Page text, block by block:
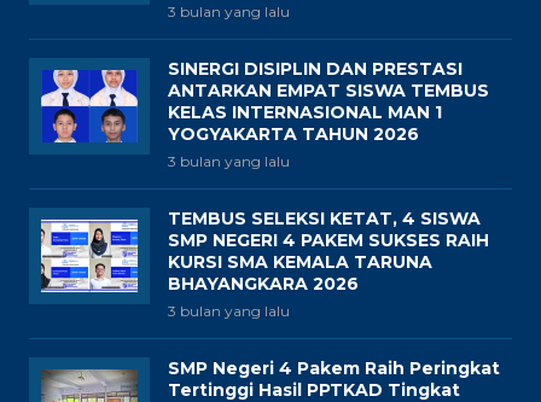
3 bulan yang lalu
SINERGI DISIPLIN DAN PRESTASI
ANTARKAN EMPAT SISWA TEMBUS
KELAS INTERNASIONAL MAN 1
YOGYAKARTA TAHUN 2026
3 bulan yang lalu
TEMBUS SELEKSI KETAT, 4 SISWA
SMP NEGERI 4 PAKEM SUKSES RAIH
KURSI SMA KEMALA TARUNA
BHAYANGKARA 2026
3 bulan yang lalu
SMP Negeri 4 Pakem Raih Peringkat
Tertinggi Hasil PPTKAD Tingkat